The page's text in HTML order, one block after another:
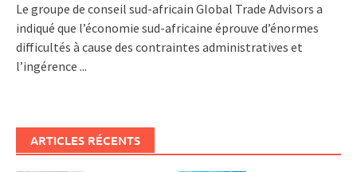
Le groupe de conseil sud-africain Global Trade Advisors a
indiqué que l’économie sud-africaine éprouve d’énormes
difficultés à cause des contraintes administratives et
l’ingérence ...
ARTICLES RÉCENTS